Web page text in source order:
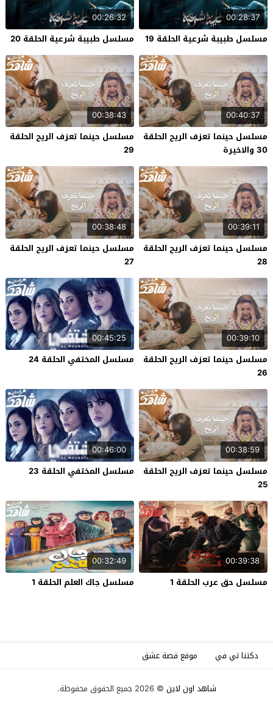
00:28:37
مسلسل طبيبة شرعية الحلقة 19
00:26:32
مسلسل طبيبة شرعية الحلقة 20
00:40:37
مسلسل حينما تعزف الريح الحلقة
30 والاخيرة
00:38:43
مسلسل حينما تعزف الريح الحلقة
29
00:39:11
مسلسل حينما تعزف الريح الحلقة
28
00:38:48
مسلسل حينما تعزف الريح الحلقة
27
00:39:10
مسلسل حينما تعزف الريح الحلقة
26
00:45:25
مسلسل المختفي الحلقة 24
00:38:59
مسلسل حينما تعزف الريح الحلقة
25
00:46:00
مسلسل المختفي الحلقة 23
00:39:38
مسلسل حق عرب الحلقة 1
00:32:49
مسلسل جاك العلم الحلقة 1
دكتنا تي في موقع قصة عشق
شاهد اون لاين © 2026 جميع الحقوق محفوظة.